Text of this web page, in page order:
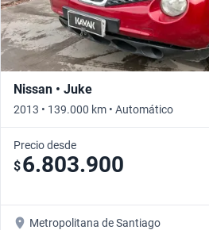
Nissan • Juke
2013 • 139.000 km • Automático
Precio desde
$6.803.900
Metropolitana de Santiago